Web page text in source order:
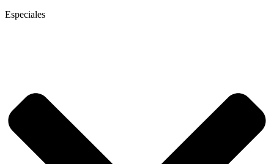
Especiales